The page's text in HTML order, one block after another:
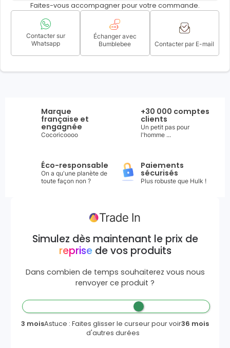
Faites-vous accompagner pour votre commande.
Contacter sur
Whatsapp
Échanger avec
Bumblebee
Contacter par E-mail
Marque
française et
engagnée
Cocoricoooo
+30 000 comptes
clients
Un petit pas pour
l'homme ...
Éco-responsable
On a qu'une planète de
toute façon non ?
Paiements
sécurisés
Plus robuste que Hulk !
Simulez dès maintenant le prix de
reprisede vos produits
Dans combien de temps souhaiterez vous nous
renvoyer ce produit ?
3 moisAstuce : Faites glisser le curseur pour voir
d'autres durées
36 mois